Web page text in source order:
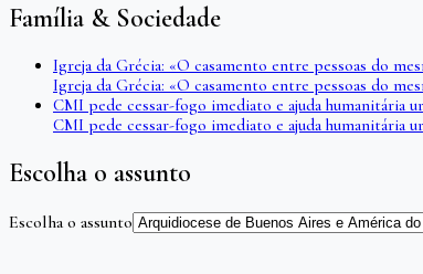
Família & Sociedade
Igreja da Grécia: «O casamento entre pessoas do
Igreja da Grécia: «O casamento entre pessoas do
CMI pede cessar-fogo imediato e ajuda humanitária
CMI pede cessar-fogo imediato e ajuda humanitária
Escolha o assunto
Escolha o assunto